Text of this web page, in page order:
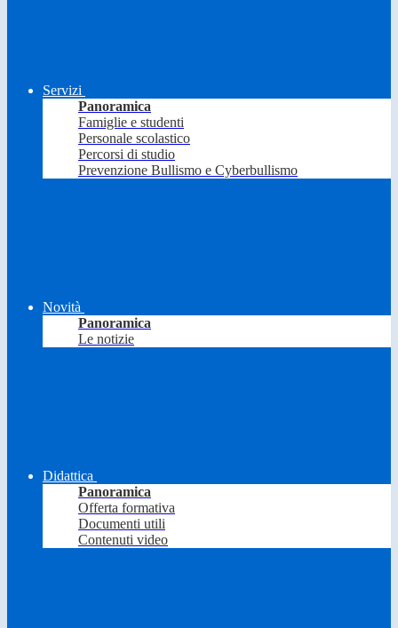
Servizi
Panoramica
Famiglie e studenti
Personale scolastico
Percorsi di studio
Prevenzione Bullismo e Cyberbullismo
Novità
Panoramica
Le notizie
Didattica
Panoramica
Offerta formativa
Documenti utili
Contenuti video